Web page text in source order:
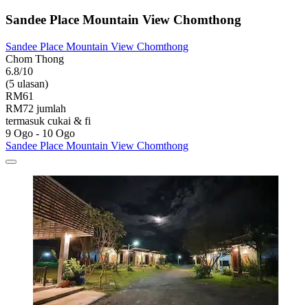
Sandee Place Mountain View Chomthong
Sandee Place Mountain View Chomthong
Chom Thong
6.8/10
(5 ulasan)
RM61
RM72 jumlah
termasuk cukai & fi
9 Ogo - 10 Ogo
Sandee Place Mountain View Chomthong